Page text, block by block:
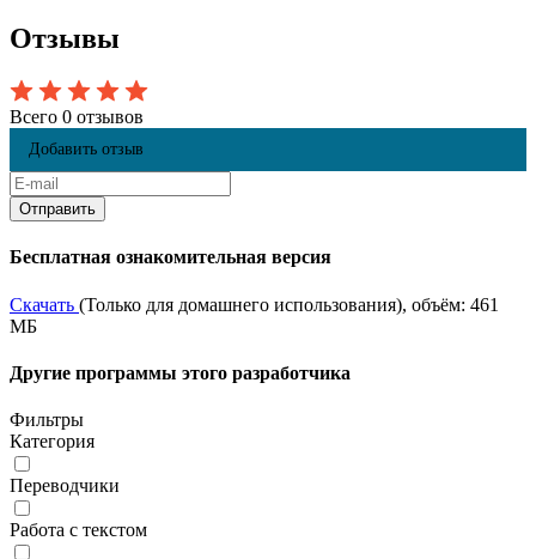
Отзывы
Всего 0 отзывов
Добавить отзыв
Бесплатная ознакомительная версия
Скачать (Только для домашнего использования), объём: 461
МБ
Другие программы этого разработчика
Фильтры
Категория
Переводчики
Работа с текстом